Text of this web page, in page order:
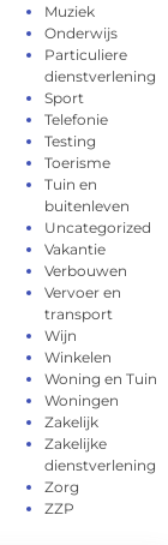
Muziek
Onderwijs
Particuliere
dienstverlening
Sport
Telefonie
Testing
Toerisme
Tuin en
buitenleven
Uncategorized
Vakantie
Verbouwen
Vervoer en
transport
Wijn
Winkelen
Woning en Tuin
Woningen
Zakelijk
Zakelijke
dienstverlening
Zorg
ZZP